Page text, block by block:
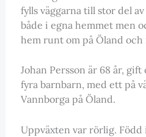
fylls väggarna till stor del
både i egna hemmet men
hem runt om på Öland och
Johan Persson är 68 år,
fyra barnbarn, med ett på
Vannborga på Öland.
Uppväxten var rörlig.